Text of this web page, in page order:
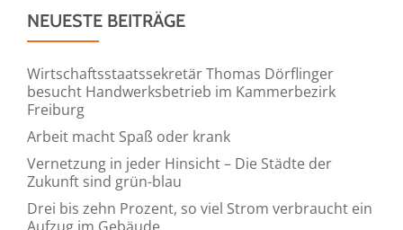
NEUESTE BEITRÄGE
Wirtschaftsstaatssekretär Thomas Dörflinger
besucht Handwerksbetrieb im Kammerbezirk
Freiburg
Arbeit macht Spaß oder krank
Vernetzung in jeder Hinsicht – Die Städte der
Zukunft sind grün-blau
Drei bis zehn Prozent, so viel Strom verbraucht ein